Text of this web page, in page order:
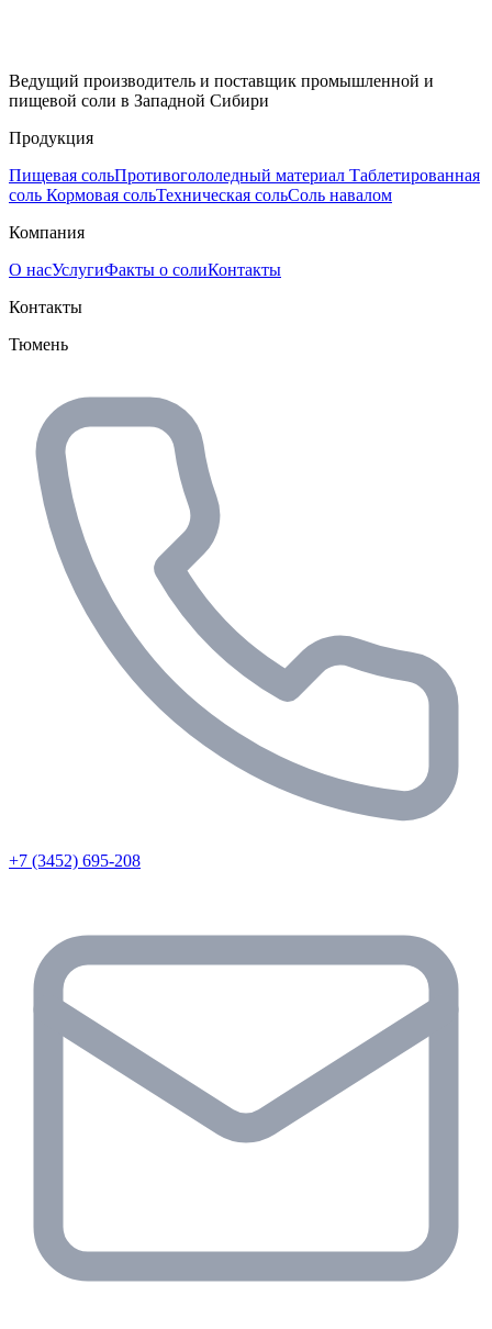
Ведущий производитель и поставщик промышленной и
пищевой соли в Западной Сибири
Продукция
Пищевая сольПротивогололедный материал Таблетированная
соль Кормовая сольТехническая сольСоль навалом
Компания
О насУслугиФакты о солиКонтакты
Контакты
Тюмень
+7 (3452) 695-208